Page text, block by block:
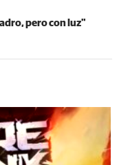
pero con luz"